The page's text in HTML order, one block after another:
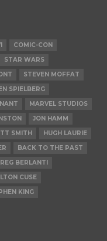
COMIC-CON
STAR WARS
STEVEN MOFFAT
SPIELBERG
MARVEL STUDIOS
JON HAMM
SMITH
HUGH LAURIE
BACK TO THE PAST
BERLANTI
CUSE
KING